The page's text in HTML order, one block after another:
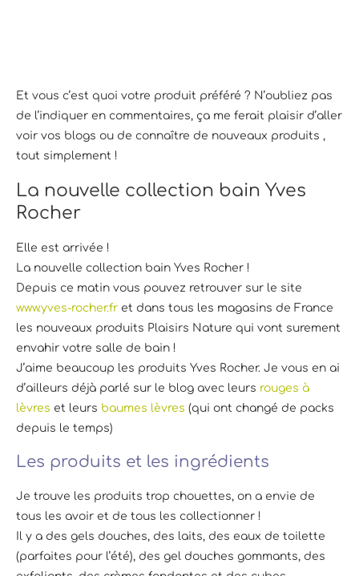
Et vous c’est quoi votre produit préféré ? N’oubliez pas
de l’indiquer en commentaires, ça me ferait plaisir d’aller
voir vos blogs ou de connaître de nouveaux produits ,
tout simplement !
La nouvelle collection bain Yves
Rocher
Elle est arrivée !
La nouvelle collection bain Yves Rocher !
Depuis ce matin vous pouvez retrouver sur le site
www.yves-rocher.fr et dans tous les magasins de France
les nouveaux produits Plaisirs Nature qui vont surement
envahir votre salle de bain !
J’aime beaucoup les produits Yves Rocher. Je vous en ai
d’ailleurs déjà parlé sur le blog avec leurs rouges à
lèvres et leurs baumes lèvres (qui ont changé de packs
depuis le temps)
Les produits et les ingrédients
Je trouve les produits trop chouettes, on a envie de
tous les avoir et de tous les collectionner !
Il y a des gels douches, des laits, des eaux de toilette
(parfaites pour l’été), des gel douches gommants, des